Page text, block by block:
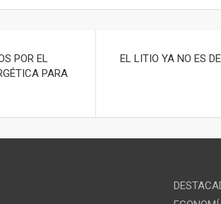
POR EL
PARA
EL LITIO YA NO ES